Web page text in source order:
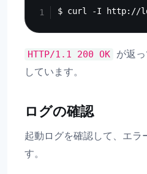
HTTP/1.1 200 OK
が返
しています。
ログの確認
起動ログを確認して、エラ
す。